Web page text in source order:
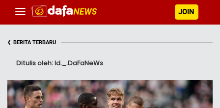
JOIN
‹ BERITA TERBARU
Ditulis oleh: Id._.DaFaNeWs